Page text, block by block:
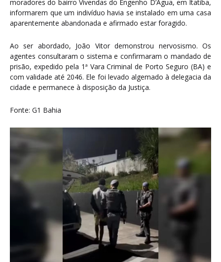
moradores do bairro Vivendas do Engenho D’Água, em Itatiba,
informarem que um indivíduo havia se instalado em uma casa
aparentemente abandonada e afirmado estar foragido.
Ao ser abordado, João Vitor demonstrou nervosismo. Os
agentes consultaram o sistema e confirmaram o mandado de
prisão, expedido pela 1ª Vara Criminal de Porto Seguro (BA) e
com validade até 2046. Ele foi levado algemado à delegacia da
cidade e permanece à disposição da Justiça.
Fonte: G1 Bahia